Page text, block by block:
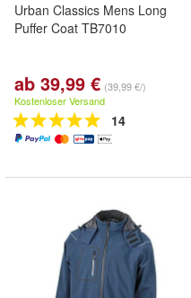
Urban Classics Mens Long
Puffer Coat TB7010
ab 39,99 € (39,99 €/)
Kostenloser Versand
14